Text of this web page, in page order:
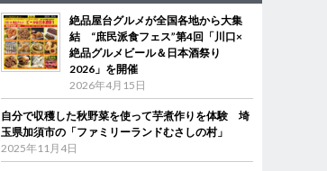
絶品屋台グルメが全国各地から大集
結 “庶民派食フェス”第4回「川口×
絶品グルメビール＆日本酒祭り
2026」を開催
2026年4月15日
自分で収穫した秋野菜を使って芋煮作りを体験 埼
玉県加須市の「ファミリーランドむさしの村」
2025年11月4日